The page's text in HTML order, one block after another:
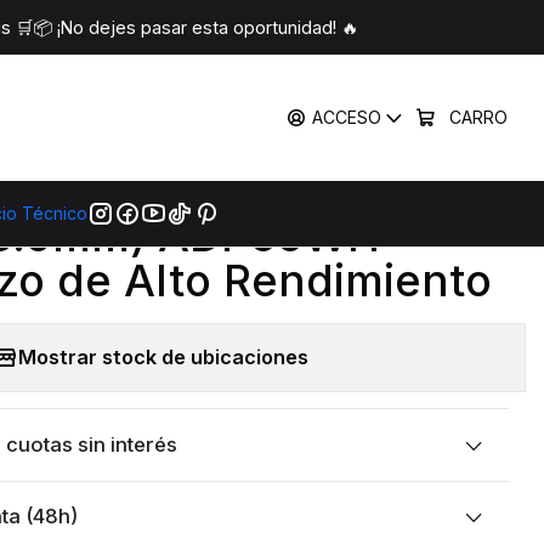
ACCESO CARRO
Técnico
🛒📦 ¡No dejes pasar esta oportunidad! 🔥
– Reemplazo de Alto Rendimiento
65W 3.42A (Punta
ADP65WH –
de Alto Rendimiento
Mostrar stock de ubicaciones
sin interés
(48h)